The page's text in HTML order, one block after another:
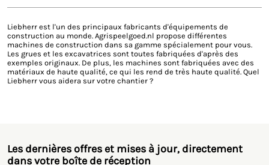
Liebherr est l'un des principaux fabricants d'équipements de
construction au monde. Agrispeelgoed.nl propose différentes
machines de construction dans sa gamme spécialement pour vous.
Les grues et les excavatrices sont toutes fabriquées d'après des
exemples originaux. De plus, les machines sont fabriquées avec des
matériaux de haute qualité, ce qui les rend de très haute qualité. Quel
Liebherr vous aidera sur votre chantier ?
Les dernières offres et mises à jour, directement
dans votre boîte de réception